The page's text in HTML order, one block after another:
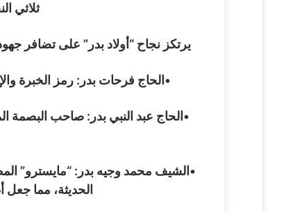
ثلاثي
يرتكز نجاح “أولاد بدر” على تضافر
•الحاج فرحات بدر: رمز الخبرة
•الحاج عبد النبي بدر: صاحب البصمة
•الشيف محمد وجيه بدر: “مايسترو”
الحديثة، مما